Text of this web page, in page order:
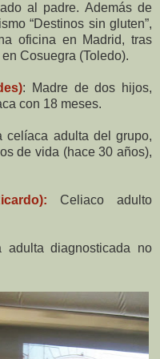
al padre. Además de
“Destinos sin gluten”,
oficina en Madrid, tras
Cosuegra (Toledo).
: Madre de dos hijos,
con 18 meses.
celíaca adulta del grupo,
de vida (hace 30 años),
Celiaco adulto
adulta diagnosticada no